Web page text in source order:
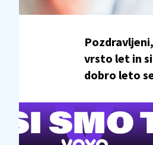
vrsto let in
dobro leto